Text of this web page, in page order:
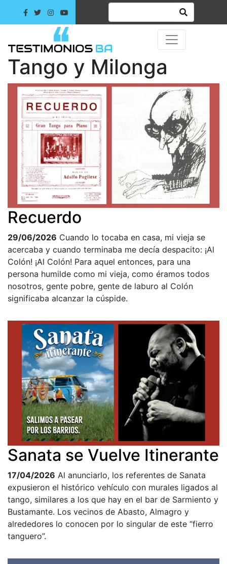
Tango y Milonga
Recuerdo
29/06/2026 Cuando lo tocaba en casa, mi vieja se
acercaba y cuando terminaba me decía despacito: ¡Al
Colón! ¡Al Colón! Para aquel entonces, para una
persona humilde como mi vieja, como éramos todos
nosotros, gente pobre, gente de laburo al Colón
significaba alcanzar la cúspide.
Sanata se Vuelve Itinerante
17/04/2026 Al anunciarlo, los referentes de Sanata
expusieron el histórico vehículo con murales ligados al
tango, similares a los que hay en el bar de Sarmiento y
Bustamante. Los vecinos de Abasto, Almagro y
alrededores lo conocen por lo singular de este “fierro
tanguero”.